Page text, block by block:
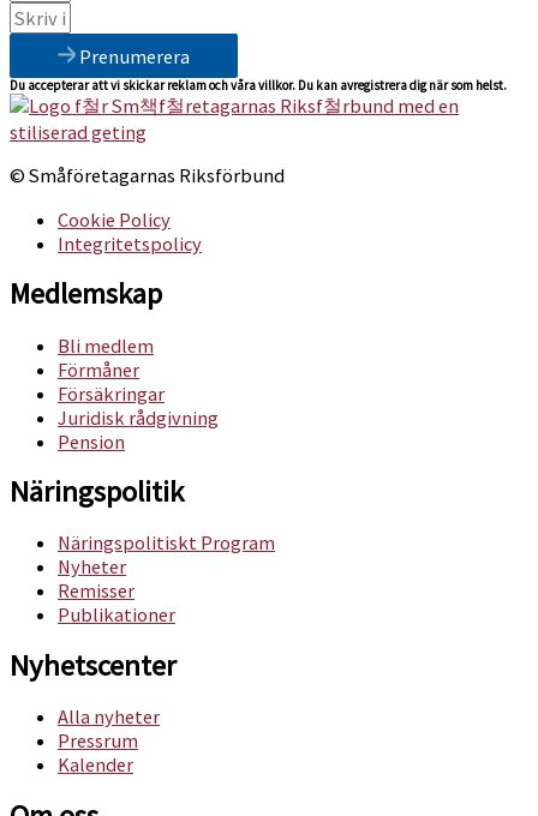
Prenumerera
Du accepterar att vi skickar reklam och våra villkor. Du kan avregistrera dig när som helst.
© Småföretagarnas Riksförbund
Cookie Policy
Integritetspolicy
Medlemskap
Bli medlem
Förmåner
Försäkringar
Juridisk rådgivning
Pension
Näringspolitik
Näringspolitiskt Program
Nyheter
Remisser
Publikationer
Nyhetscenter
Alla nyheter
Pressrum
Kalender